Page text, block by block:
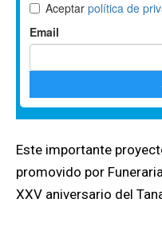
Este importante
promovido por
XXV aniversario del